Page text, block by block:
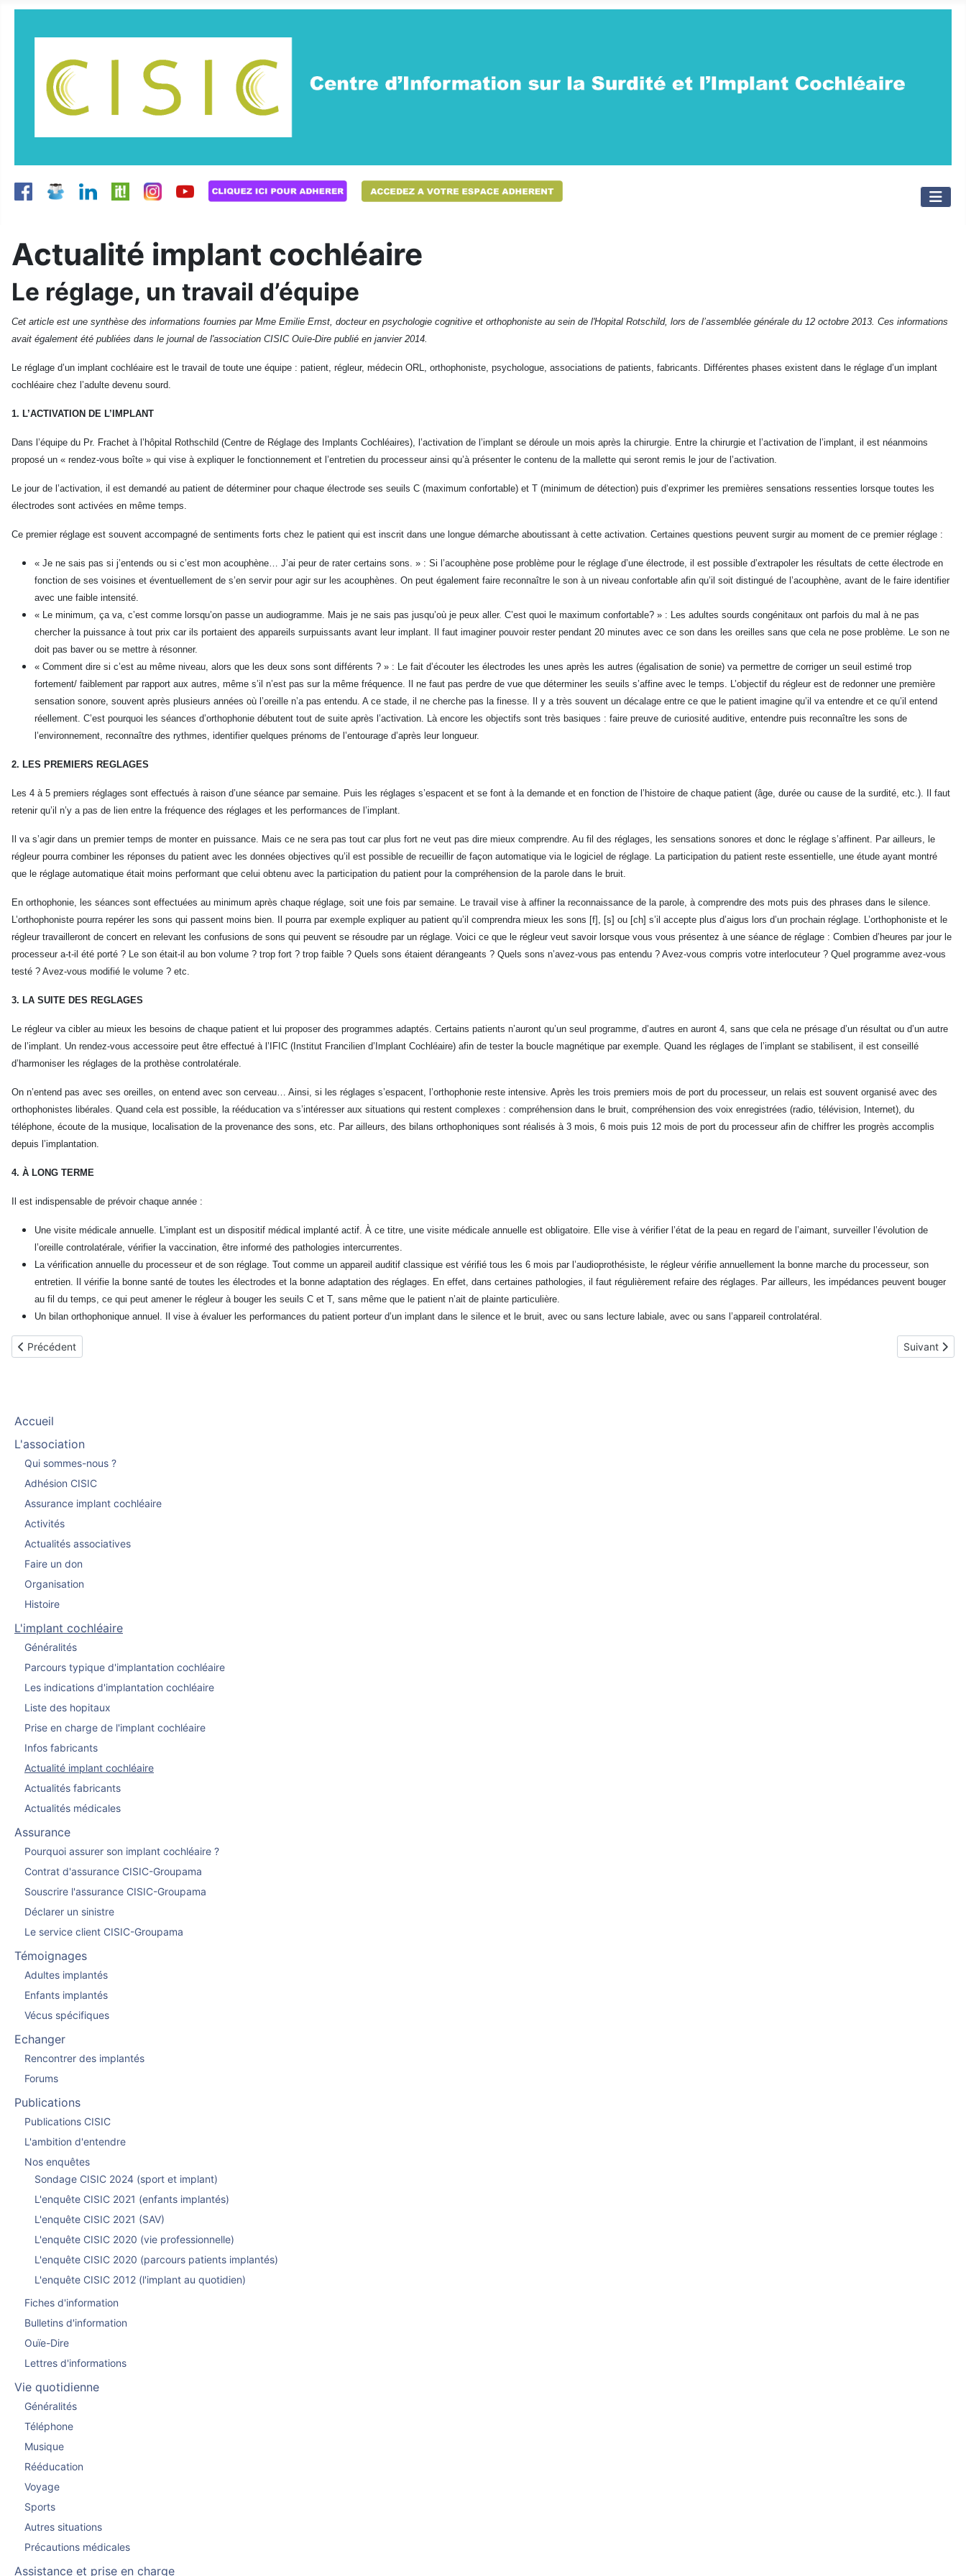
Actualité implant cochléaire
Le réglage, un travail d’équipe
Cet article est une synthèse des informations fournies par Mme Emilie Ernst, docteur en psychologie cognitive et orthophoniste au sein de l'Hopital Rotschild, lors de l’assemblée générale du 12 octobre 2013. Ces informations
avait également été publiées dans le journal de l'association CISIC Ouïe-Dire publié en janvier 2014.
Le réglage d’un implant cochléaire est le travail de toute une équipe : patient, régleur, médecin ORL, orthophoniste, psychologue, associations de patients, fabricants. Différentes phases existent dans le réglage d’un implant
cochléaire chez l’adulte devenu sourd.
1. L’ACTIVATION DE L’IMPLANT
Dans l’équipe du Pr. Frachet à l’hôpital Rothschild (Centre de Réglage des Implants Cochléaires), l’activation de l’implant se déroule un mois après la chirurgie. Entre la chirurgie et l’activation de l’implant, il est néanmoins
proposé un « rendez-vous boîte » qui vise à expliquer le fonctionnement et l’entretien du processeur ainsi qu’à présenter le contenu de la mallette qui seront remis le jour de l’activation.
Le jour de l’activation, il est demandé au patient de déterminer pour chaque électrode ses seuils C (maximum confortable) et T (minimum de détection) puis d’exprimer les premières sensations ressenties lorsque toutes les
électrodes sont activées en même temps.
Ce premier réglage est souvent accompagné de sentiments forts chez le patient qui est inscrit dans une longue démarche aboutissant à cette activation. Certaines questions peuvent surgir au moment de ce premier réglage :
« Je ne sais pas si j’entends ou si c’est mon acouphène… J’ai peur de rater certains sons. » : Si l’acouphène pose problème pour le réglage d’une électrode, il est possible d’extrapoler les résultats de cette électrode en
fonction de ses voisines et éventuellement de s’en servir pour agir sur les acouphènes. On peut également faire reconnaître le son à un niveau confortable afin qu’il soit distingué de l’acouphène, avant de le faire identifier
avec une faible intensité.
« Le minimum, ça va, c’est comme lorsqu’on passe un audiogramme. Mais je ne sais pas jusqu’où je peux aller. C’est quoi le maximum confortable? » : Les adultes sourds congénitaux ont parfois du mal à ne pas
chercher la puissance à tout prix car ils portaient des appareils surpuissants avant leur implant. Il faut imaginer pouvoir rester pendant 20 minutes avec ce son dans les oreilles sans que cela ne pose problème. Le son ne
doit pas baver ou se mettre à résonner.
« Comment dire si c’est au même niveau, alors que les deux sons sont différents ? » : Le fait d’écouter les électrodes les unes après les autres (égalisation de sonie) va permettre de corriger un seuil estimé trop
fortement/ faiblement par rapport aux autres, même s’il n’est pas sur la même fréquence. Il ne faut pas perdre de vue que déterminer les seuils s’affine avec le temps. L’objectif du régleur est de redonner une première
sensation sonore, souvent après plusieurs années où l’oreille n’a pas entendu. A ce stade, il ne cherche pas la finesse. Il y a très souvent un décalage entre ce que le patient imagine qu’il va entendre et ce qu’il entend
réellement. C’est pourquoi les séances d’orthophonie débutent tout de suite après l’activation. Là encore les objectifs sont très basiques : faire preuve de curiosité auditive, entendre puis reconnaître les sons de
l’environnement, reconnaître des rythmes, identifier quelques prénoms de l’entourage d’après leur longueur.
2. LES PREMIERS REGLAGES
Les 4 à 5 premiers réglages sont effectués à raison d’une séance par semaine. Puis les réglages s’espacent et se font à la demande et en fonction de l’histoire de chaque patient (âge, durée ou cause de la surdité, etc.). Il faut
retenir qu’il n’y a pas de lien entre la fréquence des réglages et les performances de l’implant.
Il va s’agir dans un premier temps de monter en puissance. Mais ce ne sera pas tout car plus fort ne veut pas dire mieux comprendre. Au fil des réglages, les sensations sonores et donc le réglage s’affinent. Par ailleurs, le
régleur pourra combiner les réponses du patient avec les données objectives qu’il est possible de recueillir de façon automatique via le logiciel de réglage. La participation du patient reste essentielle, une étude ayant montré
que le réglage automatique était moins performant que celui obtenu avec la participation du patient pour la compréhension de la parole dans le bruit.
En orthophonie, les séances sont effectuées au minimum après chaque réglage, soit une fois par semaine. Le travail vise à affiner la reconnaissance de la parole, à comprendre des mots puis des phrases dans le silence.
L’orthophoniste pourra repérer les sons qui passent moins bien. Il pourra par exemple expliquer au patient qu’il comprendra mieux les sons [f], [s] ou [ch] s’il accepte plus d’aigus lors d’un prochain réglage. L’orthophoniste et le
régleur travailleront de concert en relevant les confusions de sons qui peuvent se résoudre par un réglage. Voici ce que le régleur veut savoir lorsque vous vous présentez à une séance de réglage : Combien d’heures par jour le
processeur a-t-il été porté ? Le son était-il au bon volume ? trop fort ? trop faible ? Quels sons étaient dérangeants ? Quels sons n’avez-vous pas entendu ? Avez-vous compris votre interlocuteur ? Quel programme avez-vous
testé ? Avez-vous modifié le volume ? etc.
3. LA SUITE DES REGLAGES
Le régleur va cibler au mieux les besoins de chaque patient et lui proposer des programmes adaptés. Certains patients n’auront qu’un seul programme, d’autres en auront 4, sans que cela ne présage d’un résultat ou d’un autre
de l’implant. Un rendez-vous accessoire peut être effectué à l’IFIC (Institut Francilien d’Implant Cochléaire) afin de tester la boucle magnétique par exemple. Quand les réglages de l’implant se stabilisent, il est conseillé
d’harmoniser les réglages de la prothèse controlatérale.
On n’entend pas avec ses oreilles, on entend avec son cerveau… Ainsi, si les réglages s’espacent, l’orthophonie reste intensive. Après les trois premiers mois de port du processeur, un relais est souvent organisé avec des
orthophonistes libérales. Quand cela est possible, la rééducation va s’intéresser aux situations qui restent complexes : compréhension dans le bruit, compréhension des voix enregistrées (radio, télévision, Internet), du
téléphone, écoute de la musique, localisation de la provenance des sons, etc. Par ailleurs, des bilans orthophoniques sont réalisés à 3 mois, 6 mois puis 12 mois de port du processeur afin de chiffrer les progrès accomplis
depuis l’implantation.
4. À LONG TERME
Il est indispensable de prévoir chaque année :
Une visite médicale annuelle. L’implant est un dispositif médical implanté actif. À ce titre, une visite médicale annuelle est obligatoire. Elle vise à vérifier l’état de la peau en regard de l’aimant, surveiller l’évolution de
l’oreille controlatérale, vérifier la vaccination, être informé des pathologies intercurrentes.
La vérification annuelle du processeur et de son réglage. Tout comme un appareil auditif classique est vérifié tous les 6 mois par l’audioprothésiste, le régleur vérifie annuellement la bonne marche du processeur, son
entretien. Il vérifie la bonne santé de toutes les électrodes et la bonne adaptation des réglages. En effet, dans certaines pathologies, il faut régulièrement refaire des réglages. Par ailleurs, les impédances peuvent bouger
au fil du temps, ce qui peut amener le régleur à bouger les seuils C et T, sans même que le patient n’ait de plainte particulière.
Un bilan orthophonique annuel. Il vise à évaluer les performances du patient porteur d’un implant dans le silence et le bruit, avec ou sans lecture labiale, avec ou sans l’appareil controlatéral.
Article précédent : Le premier accord international autour de l’implant cochléaire
Précédent Article
Suivant
Accueil
L'association
Qui sommes-nous ?
Adhésion CISIC
Assurance implant cochléaire
Activités
Actualités associatives
Faire un don
Organisation
Histoire
L'implant cochléaire
Généralités
Parcours typique d'implantation cochléaire
Les indications d'implantation cochléaire
Liste des hopitaux
Prise en charge de l'implant cochléaire
Infos fabricants
Actualité implant cochléaire
Actualités fabricants
Actualités médicales
Assurance
Pourquoi assurer son implant cochléaire ?
Contrat d'assurance CISIC-Groupama
Souscrire l'assurance CISIC-Groupama
Déclarer un sinistre
Le service client CISIC-Groupama
Témoignages
Adultes implantés
Enfants implantés
Vécus spécifiques
Echanger
Rencontrer des implantés
Forums
Publications
Publications CISIC
L'ambition d'entendre
Nos enquêtes
Sondage CISIC 2024 (sport et implant)
L'enquête CISIC 2021 (enfants implantés)
L'enquête CISIC 2021 (SAV)
L'enquête CISIC 2020 (vie professionnelle)
L'enquête CISIC 2020 (parcours patients implantés)
L'enquête CISIC 2012 (l'implant au quotidien)
Fiches d'information
Bulletins d'information
Ouïe-Dire
Lettres d'informations
Vie quotidienne
Généralités
Téléphone
Musique
Rééducation
Voyage
Sports
Autres situations
Précautions médicales
Assistance et prise en charge